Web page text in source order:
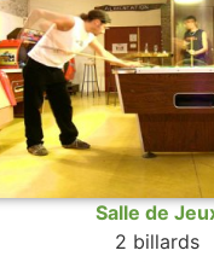
Salle de
2 billards